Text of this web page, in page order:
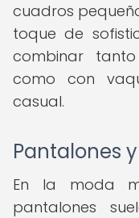
cuadros
toque de
combinar
como con
casual.
Pantalones
En la moda
pantalones